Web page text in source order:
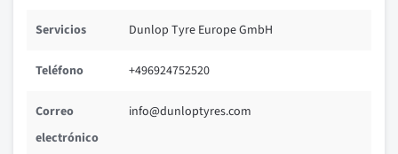
Servicios Dunlop Tyre Europe GmbH
Teléfono +496924752520
Correo
electrónico
info@dunloptyres.com